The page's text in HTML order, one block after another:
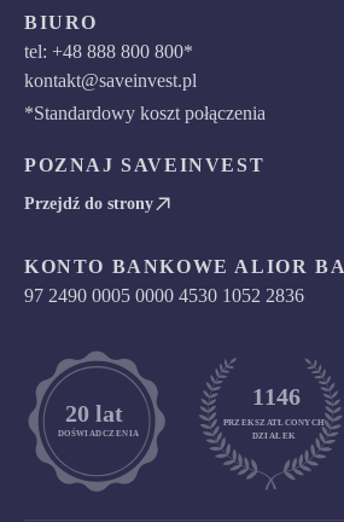
BIURO
tel: +48 888 800 800*
kontakt@saveinvest.pl
*Standardowy koszt połączenia
POZNAJ SAVEINVEST
Przejdź do strony
KONTO BANKOWE ALIOR
97 2490 0005 0000 4530 1052 2836
DOŚWIADCZENIA
	20 lat
1146
PRZEKSZATŁCONYCH
DZIAŁEK